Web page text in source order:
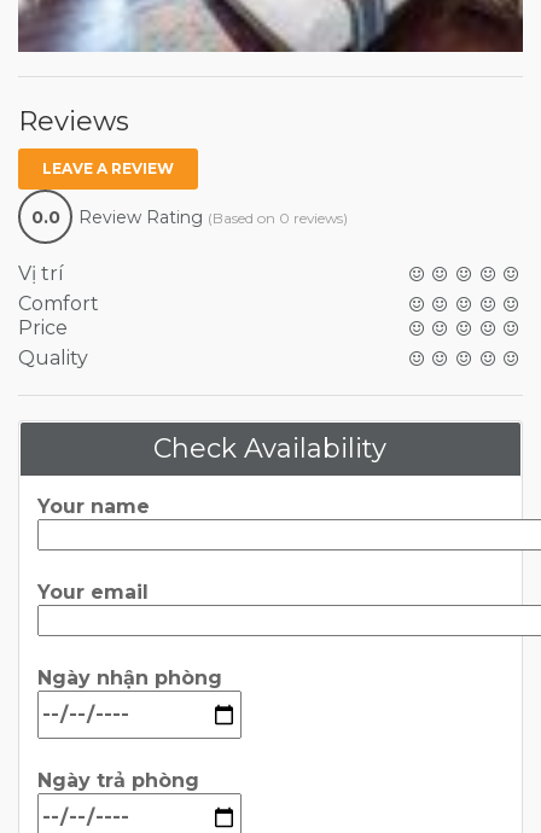
Reviews
LEAVE A REVIEW
0.0 Review Rating (Based on 0 reviews)
Vị trí
Comfort
Price
Quality
Check Availability
Your name
Your email
Ngày nhận phòng
Ngày trả phòng